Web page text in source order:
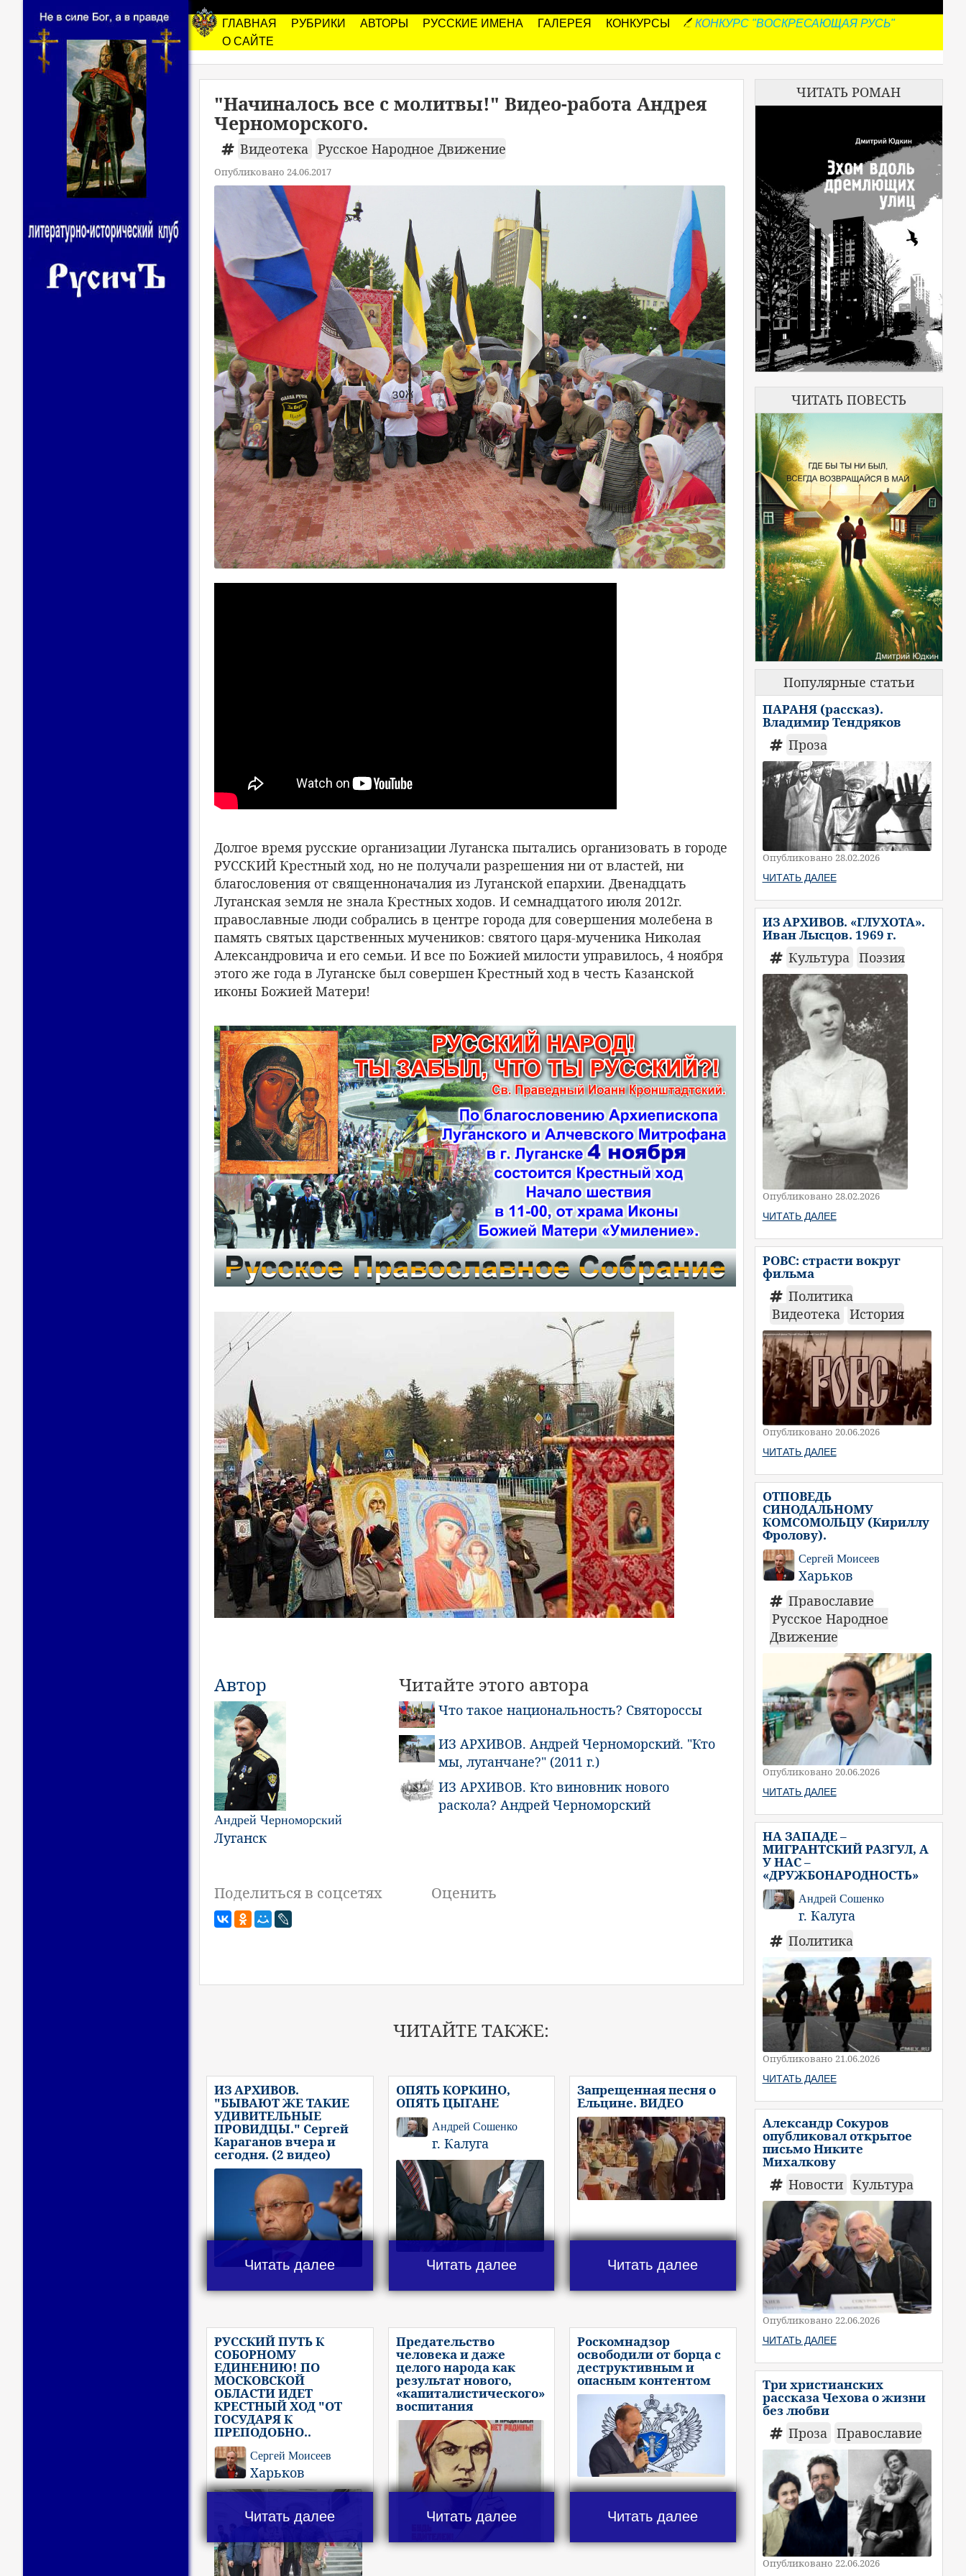
ГЛАВНАЯ РУБРИКИ АВТОРЫ РУССКИЕ ИМЕНА ГАЛЕРЕЯ КОНКУРСЫ
КОНКУРС "ВОСКРЕСАЮЩАЯ РУСЬ"
О САЙТЕ
"Начиналось все с молитвы!" Видео-работа Андрея
Черноморского.
Видеотека Русское Народное Движение
Опубликовано 24.06.2017
Долгое время русские организации Луганска пытались организовать в городе
РУССКИЙ Крестный ход, но не получали разрешения ни от властей, ни
благословения от священноначалия из Луганской епархии. Двенадцать
Луганская земля не знала Крестных ходов. И семнадцатого июля 2012г.
православные люди собрались в центре города для совершения молебена в
память святых царственных мучеников: святого царя-мученика Николая
Александровича и его семьи. И все по Божией милости управилось, 4 ноября
этого же года в Луганске был совершен Крестный ход в честь Казанской
иконы Божией Матери!
Автор
Андрей Черноморский
Луганск
Читайте этого автора
Что такое национальность? Святороссы
ИЗ АРХИВОВ. Андрей Черноморский. "Кто
мы, луганчане?" (2011 г.)
ИЗ АРХИВОВ. Кто виновник нового
раскола? Андрей Черноморский
Поделиться в соцсетях Оценить
ЧИТАЙТЕ ТАКЖЕ:
ИЗ АРХИВОВ.
"БЫВАЮТ ЖЕ ТАКИЕ
УДИВИТЕЛЬНЫЕ
ПРОВИДЦЫ." Сергей
Караганов вчера и
сегодня. (2 видео)
Читать далее
ОПЯТЬ КОРКИНО,
ОПЯТЬ ЦЫГАНЕ
Андрей Сошенко
г. Калуга
Читать далее
Запрещенная песня о
Ельцине. ВИДЕО
Читать далее
РУССКИЙ ПУТЬ К
СОБОРНОМУ
ЕДИНЕНИЮ! ПО
МОСКОВСКОЙ
ОБЛАСТИ ИДЕТ
КРЕСТНЫЙ ХОД "ОТ
ГОСУДАРЯ К
ПРЕПОДОБНО..
Сергей Моисеев
Харьков
Читать далее
Предательство
человека и даже
целого народа как
результат нового,
«капиталистического»
воспитания
Читать далее
Роскомнадзор
освободили от борца с
деструктивным и
опасным контентом
Читать далее
ЧИТАТЬ РОМАН
ЧИТАТЬ ПОВЕСТЬ
Популярные статьи
ПАРАНЯ (рассказ).
Владимир Тендряков
Проза
Опубликовано 28.02.2026
ЧИТАТЬ ДАЛЕЕ
ИЗ АРХИВОВ. «ГЛУХОТА».
Иван Лысцов. 1969 г.
Культура Поэзия
Опубликовано 28.02.2026
ЧИТАТЬ ДАЛЕЕ
РОВС: страсти вокруг
фильма
Политика
Видеотека История
Опубликовано 20.06.2026
ЧИТАТЬ ДАЛЕЕ
ОТПОВЕДЬ
СИНОДАЛЬНОМУ
КОМСОМОЛЬЦУ (Кириллу
Фролову).
Сергей Моисеев
Харьков
Православие
Русское Народное
Движение
Опубликовано 20.06.2026
ЧИТАТЬ ДАЛЕЕ
НА ЗАПАДЕ –
МИГРАНТСКИЙ РАЗГУЛ, А
У НАС –
«ДРУЖБОНАРОДНОСТЬ»
Андрей Сошенко
г. Калуга
Политика
Опубликовано 21.06.2026
ЧИТАТЬ ДАЛЕЕ
Александр Сокуров
опубликовал открытое
письмо Никите
Михалкову
Новости Культура
Опубликовано 22.06.2026
ЧИТАТЬ ДАЛЕЕ
Три христианских
рассказа Чехова о жизни
без любви
Проза Православие
Опубликовано 22.06.2026